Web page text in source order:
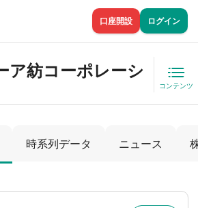
口座開設 ログイン
ア紡コーポレーシ
コンテンツ
時系列データ ニュース